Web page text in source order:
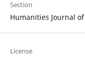
Section
Humanities Journal
License